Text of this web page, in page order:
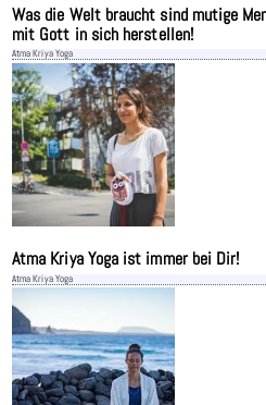
Was die Welt braucht sind mutige
mit Gott in sich herstellen!
Atma Kriya Yoga
Atma Kriya Yoga ist immer bei Dir!
Atma Kriya Yoga